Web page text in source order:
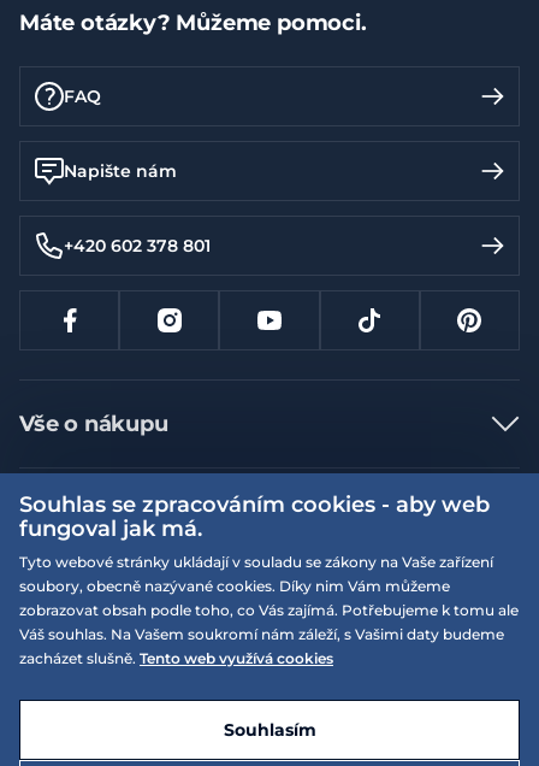
Máte otázky? Můžeme pomoci.
FAQ
Napište nám
+420 602 378 801
Vše o nákupu
Jak nakupovat
Nejčastější dotazy
Doprava a platba
Vrácení a výměna zboží
Reklamace
Velikostní tabulky
Více informací
Obchodní podmínky
Podmínky EQS věrnostního klubu
On-line katalogy
Dotace
Naše prodejny
EQS Rudná
E-shop vytvořila a technicky zajišťujeSIMPLIA.cz
Souhlas se zpracováním cookies - aby web
fungoval jak má.
Tyto webové stránky ukládají v souladu se zákony na Vaše zařízení
soubory, obecně nazývané cookies. Díky nim Vám můžeme
zobrazovat obsah podle toho, co Vás zajímá. Potřebujeme k tomu ale
Váš souhlas. Na Vašem soukromí nám záleží, s Vašimi daty budeme
zacházet slušně. Tento web využívá cookies
Souhlasím